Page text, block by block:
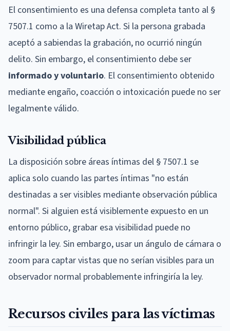
El consentimiento es una defensa completa tanto al §
7507.1 como a la Wiretap Act. Si la persona grabada
aceptó a sabiendas la grabación, no ocurrió ningún
delito. Sin embargo, el consentimiento debe ser
informado y voluntario. El consentimiento obtenido
mediante engaño, coacción o intoxicación puede no ser
legalmente válido.
Visibilidad pública
La disposición sobre áreas íntimas del § 7507.1 se
aplica solo cuando las partes íntimas "no están
destinadas a ser visibles mediante observación pública
normal". Si alguien está visiblemente expuesto en un
entorno público, grabar esa visibilidad puede no
infringir la ley. Sin embargo, usar un ángulo de cámara o
zoom para captar vistas que no serían visibles para un
observador normal probablemente infringiría la ley.
Recursos civiles para las víctimas